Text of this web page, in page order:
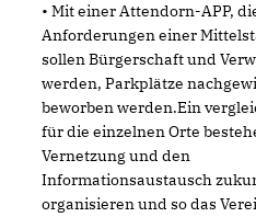
• Mit einer Attendorn-APP,
Anforderungen einer
sollen Bürgerschaft und
werden, Parkplätze
beworben werden.Ein
für die einzelnen Orte
Vernetzung und den
Informationsaustausch
organisieren und so das